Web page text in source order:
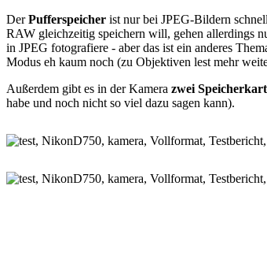
DerPufferspeicher ist nur bei JPEG-Bildern
RAW gleichzeitig speichern will, gehen allerdings
in JPEG fotografiere - aber das ist ein anderes
Modus eh kaum noch (zu Objektiven lest mehr
Außerdem gibt es in der Kamera zwei
habe und noch nicht so viel dazu sagen kann).